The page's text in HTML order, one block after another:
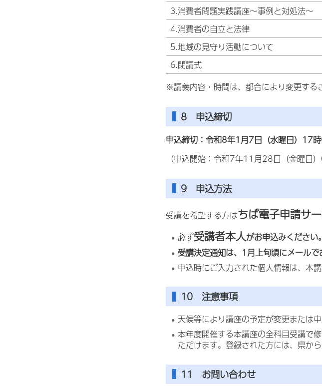
3.消費者問題実践講座～事例と対処法～
4.消費者の自立と法律
5.地域の見守り活動について
6.閉講式
※講義内容・時間は、都合により変更する
8 申込締切
申込締切：令和8年1月7日（水曜日）17
（申込開始：令和7年11月28日（金曜日
9 申込方法
受講を希望する方はちば電子申請サ
必ず受講者本人がお申込みください。
受講決定通知は、1月上旬頃にメールで
申込時にご入力された個人情報は、本
10 注意事項
天候等により講座の予定が変更または
本年度開催する本講座の全科目受講で
ただけます。登録された方には、県か
11 お問い合わせ